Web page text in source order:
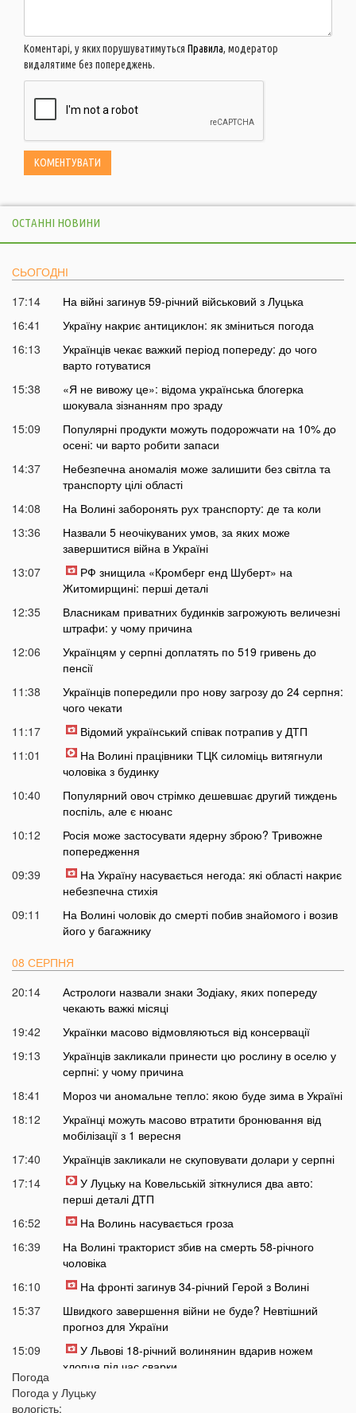
Коментарі, у яких порушуватимуться Правила, модератор
видалятиме без попереджень.
ОСТАННІ НОВИНИ
СЬОГОДНІ
17:14
На війні загинув 59-річний військовий з Луцька
16:41
Україну накриє антициклон: як зміниться погода
16:13
Українців чекає важкий період попереду: до чого
варто готуватися
15:38
«Я не вивожу це»: відома українська блогерка
шокувала зізнанням про зраду
15:09
Популярні продукти можуть подорожчати на 10% до
осені: чи варто робити запаси
14:37
Небезпечна аномалія може залишити без світла та
транспорту цілі області
14:08
На Волині заборонять рух транспорту: де та коли
13:36
Назвали 5 неочікуваних умов, за яких може
завершитися війна в Україні
13:07
РФ знищила «Кромберг енд Шуберт» на
Житомирщині: перші деталі
12:35
Власникам приватних будинків загрожують величезні
штрафи: у чому причина
12:06
Українцям у серпні доплатять по 519 гривень до
пенсії
11:38
Українців попередили про нову загрозу до 24 серпня:
чого чекати
11:17
Відомий український співак потрапив у ДТП
11:01
На Волині працівники ТЦК силоміць витягнули
чоловіка з будинку
10:40
Популярний овоч стрімко дешевшає другий тиждень
поспіль, але є нюанс
10:12
Росія може застосувати ядерну зброю? Тривожне
попередження
09:39
На Україну насувається негода: які області накриє
небезпечна стихія
09:11
На Волині чоловік до смерті побив знайомого і возив
його у багажнику
08 СЕРПНЯ
20:14
Астрологи назвали знаки Зодіаку, яких попереду
чекають важкі місяці
19:42
Українки масово відмовляються від консервації
19:13
Українців закликали принести цю рослину в оселю у
серпні: у чому причина
18:41
Мороз чи аномальне тепло: якою буде зима в Україні
18:12
Українці можуть масово втратити бронювання від
мобілізації з 1 вересня
17:40
Українців закликали не скуповувати долари у серпні
17:14
У Луцьку на Ковельській зіткнулися два авто:
перші деталі ДТП
16:52
На Волинь насувається гроза
16:39
На Волині тракторист збив на смерть 58-річного
чоловіка
16:10
На фронті загинув 34-річний Герой з Волині
15:37
Швидкого завершення війни не буде? Невтішний
прогноз для України
15:09
У Львові 18-річний волинянин вдарив ножем
хлопця під час сварки
14:38
На Волині чоловік побив працівника ТЦК під час
Погода
Погода у Луцьку
вологість: